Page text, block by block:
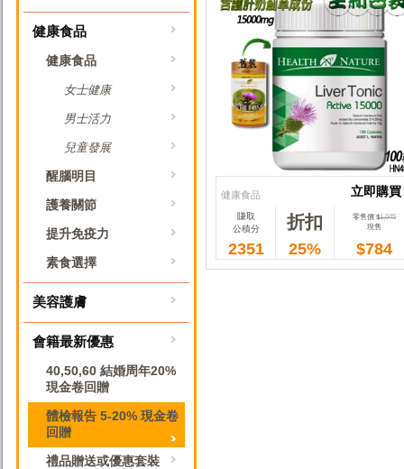
健康食品
健康食品
女士健康
男士活力
兒童發展
醒腦明目
護養關節
提升免疫力
素食選擇
美容護膚
會籍最新優惠
40,50,60 結婚周年20%
現金卷回贈
體檢報告 5-20% 現金卷
回贈
禮品贈送或優惠套裝
健康食品
立即購買
立即購買
賺取
公積分
折扣 零售價 $1,045
現售
2351 25% $784